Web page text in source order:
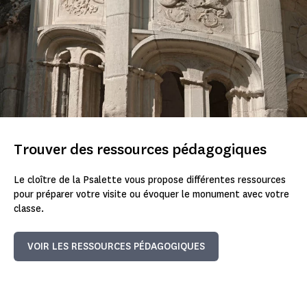
Trouver des ressources pédagogiques
Le cloître de la Psalette vous propose différentes ressources
pour préparer votre visite ou évoquer le monument avec votre
classe.
VOIR LES RESSOURCES PÉDAGOGIQUES